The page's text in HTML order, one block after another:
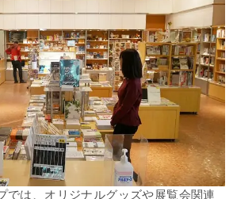
では、オリジナルグッズや展覧会関連